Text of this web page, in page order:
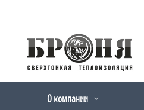
О компании